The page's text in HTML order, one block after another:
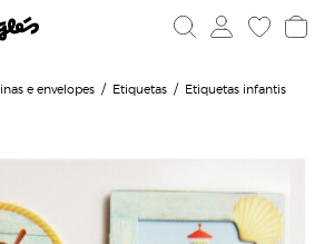
e envelopes Etiquetas Etiquetas infantis